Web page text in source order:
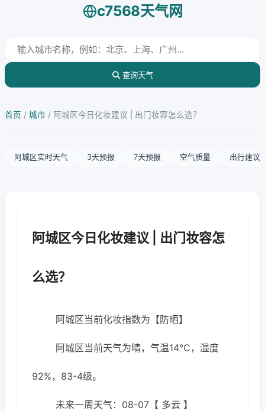
c7568天气网
查询天气
首页 / 城市 / 阿城区今日化妆建议 | 出门妆容怎么选？
阿城区实时天气 3天预报 7天预报 空气质量 出行建议
阿城区今日化妆建议 | 出门妆容怎
么选？
阿城区当前化妆指数为【防晒】
阿城区当前天气为晴，气温14℃，湿度
92%，83-4级。
未来一周天气：08-07【 多云 】